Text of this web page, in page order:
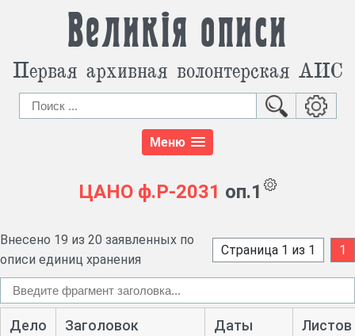
Великія описи
Первая архивная волонтерская АИС
Меню
ЦАНО ф.Р-2031 оп.1
Внесено 19 из 20 заявленных по
описи единиц хранения
Страница 1 из 1 1
Дело Заголовок Даты Листов